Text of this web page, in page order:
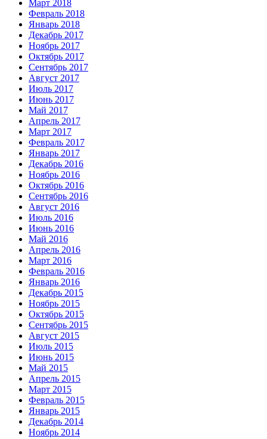
Март 2018
Февраль 2018
Январь 2018
Декабрь 2017
Ноябрь 2017
Октябрь 2017
Сентябрь 2017
Август 2017
Июль 2017
Июнь 2017
Май 2017
Апрель 2017
Март 2017
Февраль 2017
Январь 2017
Декабрь 2016
Ноябрь 2016
Октябрь 2016
Сентябрь 2016
Август 2016
Июль 2016
Июнь 2016
Май 2016
Апрель 2016
Март 2016
Февраль 2016
Январь 2016
Декабрь 2015
Ноябрь 2015
Октябрь 2015
Сентябрь 2015
Август 2015
Июль 2015
Июнь 2015
Май 2015
Апрель 2015
Март 2015
Февраль 2015
Январь 2015
Декабрь 2014
Ноябрь 2014